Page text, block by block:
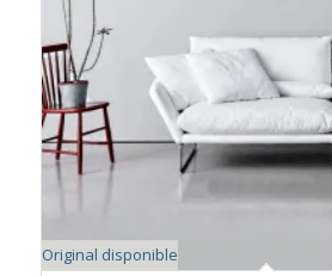
Original disponible